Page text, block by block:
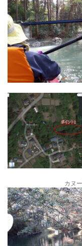
カヌ